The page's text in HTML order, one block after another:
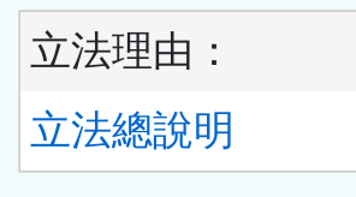
立法理由：
立法總說明